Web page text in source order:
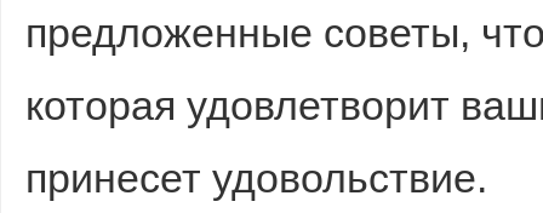
предложенные советы,
которая удовлетворит
принесет удовольствие.